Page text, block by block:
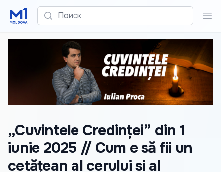
Поиск
„Cuvintele Credinței” din 1
iunie 2025 // Cum e să fii un
cetățean al cerului si al